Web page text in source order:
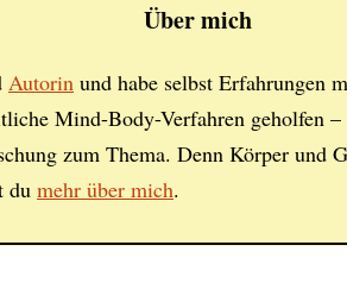
Über mich
Autorin und habe selbst Erfahrungen
Mind-Body-Verfahren geholfen
zum Thema. Denn Körper und
du mehr über mich.